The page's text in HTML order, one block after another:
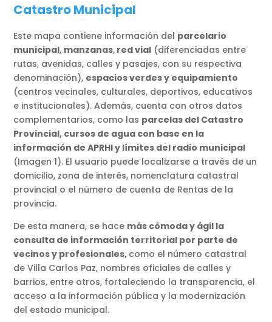
Catastro Municipal
Este mapa contiene información del parcelario
municipal, manzanas, red vial (diferenciadas entre
rutas, avenidas, calles y pasajes, con su respectiva
denominación), espacios verdes y equipamiento
(centros vecinales, culturales, deportivos, educativos
e institucionales). Además, cuenta con otros datos
complementarios, como las parcelas del Catastro
Provincial, cursos de agua con base en la
información de APRHI y límites del radio municipal
(Imagen 1). El usuario puede localizarse a través de un
domicilio, zona de interés, nomenclatura catastral
provincial o el número de cuenta de Rentas de la
provincia.
De esta manera, se hace más cómoda y ágil la
consulta de información territorial por parte de
vecinos y profesionales, como el número catastral
de Villa Carlos Paz, nombres oficiales de calles y
barrios, entre otros, fortaleciendo la transparencia, el
acceso a la información pública y la modernización
del estado municipal.